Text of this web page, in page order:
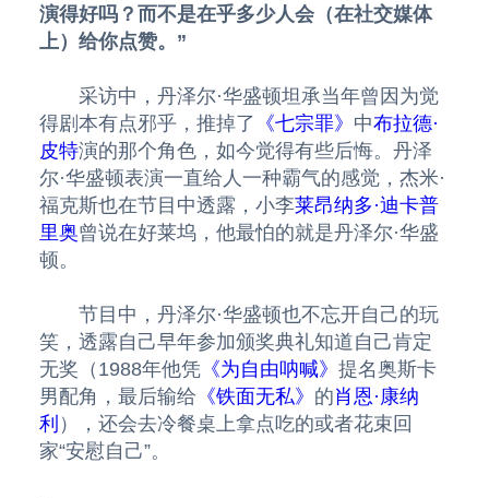
演得好吗？而不是在乎多少人会（在社交媒体
上）给你点赞。”
采访中，丹泽尔·华盛顿坦承当年曾因为觉
得剧本有点邪乎，推掉了 《七宗罪》 中布拉德·
皮特演的那个角色，如今觉得有些后悔。丹泽
尔·华盛顿表演一直给人一种霸气的感觉，杰米·
福克斯也在节目中透露，小李莱昂纳多·迪卡普
里奥曾说在好莱坞，他最怕的就是丹泽尔·华盛
顿。
节目中，丹泽尔·华盛顿也不忘开自己的玩
笑，透露自己早年参加颁奖典礼知道自己肯定
无奖（1988年他凭《为自由呐喊》 提名奥斯卡
男配角，最后输给 《铁面无私》 的肖恩·康纳
利 ），还会去冷餐桌上拿点吃的或者花束回
家“安慰自己”。